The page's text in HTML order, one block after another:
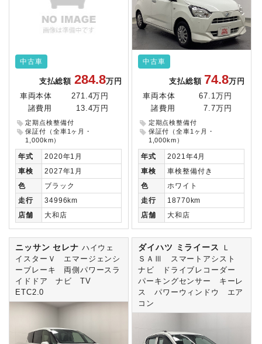
中古車
支払総額 284.8万円
車両本体
271.4万円
諸費用
13.4万円
定期点検整備付
保証付（全車1ヶ月・
1,000km）
年式
2020年1月
車検
2027年1月
色
ブラック
走行
34996km
店舗
大和店
中古車
支払総額 74.8万円
車両本体
67.1万円
諸費用
7.7万円
定期点検整備付
保証付（全車1ヶ月・
1,000km）
年式
2021年4月
車検
車検整備付き
色
ホワイト
走行
18770km
店舗
大和店
ニッサン セレナ ハイウェ
イスターＶ エマージェンシ
ーブレーキ 両側パワースラ
イドドア ナビ TV
ETC2.0
ダイハツ ミライース
Ｌ
ＳＡⅢ スマートアシスト
ナビ ドライブレコーダー
パーキングセンサー キーレ
ス パワーウィンドウ エア
コン